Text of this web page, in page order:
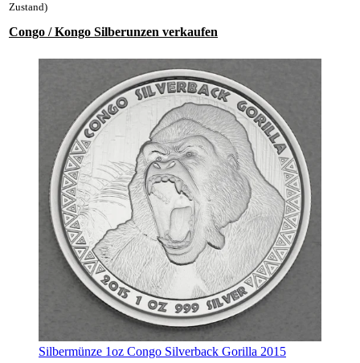
Zustand)
Congo / Kongo Silberunzen verkaufen
Silbermünze 1oz Congo Silverback Gorilla 2015